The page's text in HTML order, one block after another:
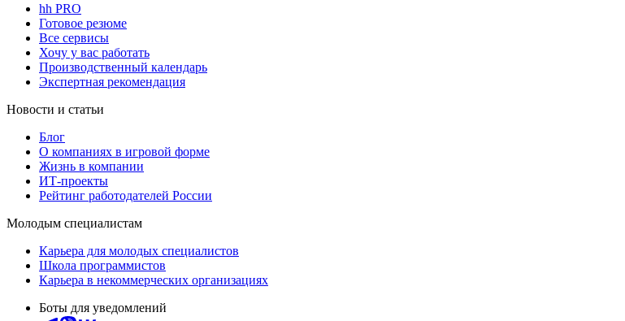
hh PRO
Готовое резюме
Все сервисы
Хочу у вас работать
Производственный календарь
Экспертная рекомендация
Новости и статьи
Блог
О компаниях в игровой форме
Жизнь в компании
ИТ-проекты
Рейтинг работодателей России
Молодым специалистам
Карьера для молодых специалистов
Школа программистов
Карьера в некоммерческих организациях
Боты для уведомлений